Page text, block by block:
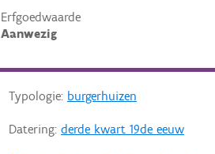
Erfgoedwaarde
Aanwezig
Typologie: burgerhuizen
Datering: derde kwart 19de eeuw